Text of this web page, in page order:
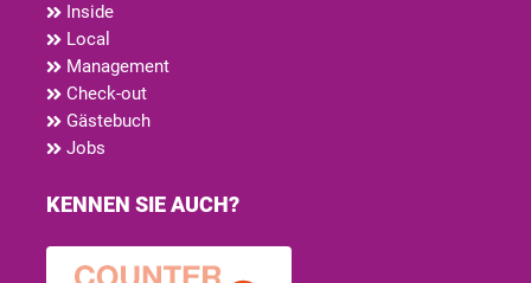
Inside
Local
Management
Check-out
Gästebuch
Jobs
KENNEN SIE AUCH?